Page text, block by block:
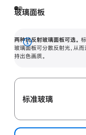
玻璃面板
两种抗反射玻璃面板可选。
玻璃面板可分散反射光，从
持出色画质。
展
开
标准玻璃